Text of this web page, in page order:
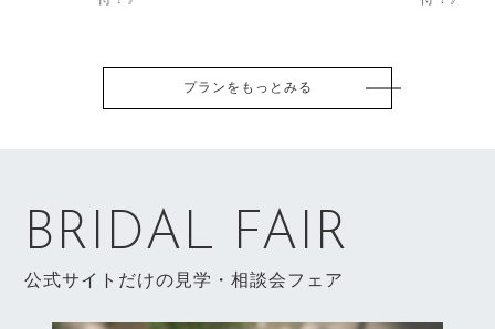
プランをもっとみる
BRIDAL FAIR
公式サイトだけの見学・相談会フェア